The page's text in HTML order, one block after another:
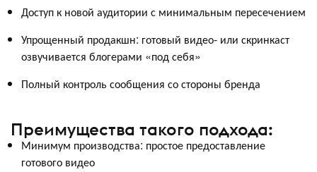
Доступ к новой аудитории с минимальным пересечением
Упрощенный продакшн: готовый видео- или скринкаст
озвучивается блогерами «под себя»
Полный контроль сообщения со стороны бренда
Преимущества такого подхода:
Минимум производства: простое предоставление
готового видео